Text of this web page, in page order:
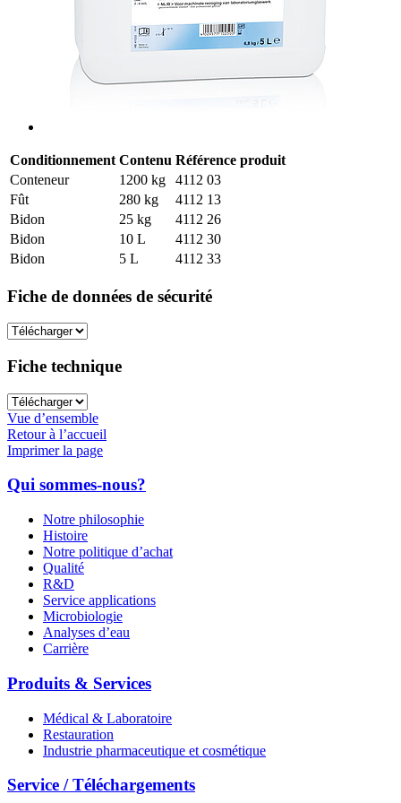
Conditionnement Contenu Référence produit
Conteneur
1200 kg
4112 03
Fût
280 kg
4112 13
Bidon
25 kg
4112 26
Bidon
10 L
4112 30
Bidon
5 L 4112 33
Fiche de données de sécurité
Fiche technique
Vue d’ensemble
Retour à l’accueil
Imprimer la page
Qui sommes-nous?
Notre philosophie
Histoire
Notre politique d’achat
Qualité
R&D
Service applications
Microbiologie
Analyses d’eau
Carrière
Produits & Services
Médical & Laboratoire
Restauration
Industrie pharmaceutique et cosmétique
Service / Téléchargements